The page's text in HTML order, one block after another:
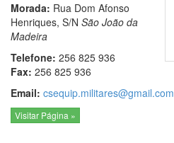
Morada: Rua Dom Afonso
Henriques, S/N São João da
Madeira
Telefone: 256 825 936
Fax: 256 825 936
Email: csequip.militares@gmail.com
Visitar Página »